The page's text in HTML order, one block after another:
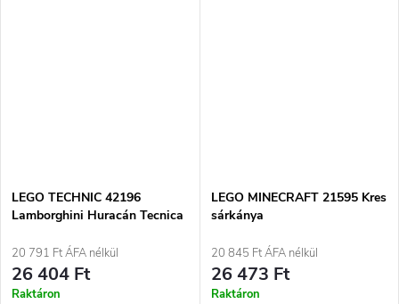
LEGO TECHNIC 42196
Lamborghini Huracán Tecnica
20 791 Ft ÁFA nélkül
26 404 Ft
Raktáron
LEGO MINECRAFT 21595 Kres
sárkánya
20 845 Ft ÁFA nélkül
26 473 Ft
Raktáron